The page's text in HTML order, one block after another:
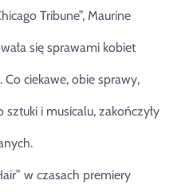
Tribune”, Maurine
się sprawami kobiet
ciekawe, obie sprawy,
sztuki i musicalu, zakończyły
w czasach premiery